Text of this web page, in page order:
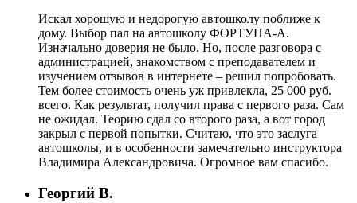
Искал хорошую и недорогую автошколу поближе к
дому. Выбор пал на автошколу ФОРТУНА-А.
Изначально доверия не было. Но, после разговора с
администрацией, знакомством с преподавателем и
изучением отзывов в интернете – решил попробовать.
Тем более стоимость очень уж привлекла, 25 000 руб.
всего. Как результат, получил права с первого раза. Сам
не ожидал. Теорию сдал со второго раза, а вот город
закрыл с первой попытки. Считаю, что это заслуга
автошколы, и в особенности замечательно инструктора
Владимира Александровича. Огромное вам спасибо.
Георгий В.